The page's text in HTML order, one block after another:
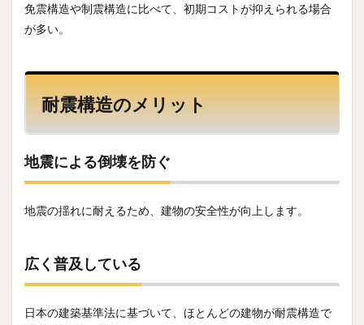
免震構造や制震構造に比べて、初期コストが抑えられる場合
が多い。
耐震構造のメリット
地震による倒壊を防ぐ
地震の揺れに耐えるため、建物の安全性が向上します。
広く普及している
日本の建築基準法に基づいて、ほとんどの建物が耐震構造で